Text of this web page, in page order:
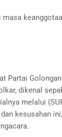
Partai
dikenal
melalui
kesusahan